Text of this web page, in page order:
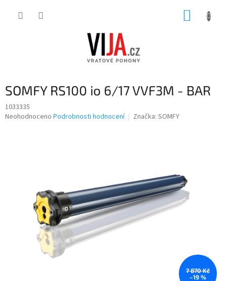
SOMFY RS100 io 6/17 VVF3M - BAR
1033335
Průměrné
Neohodnoceno Podrobnosti hodnocení Značka: SOMFY
7 870 Kč
–19 %